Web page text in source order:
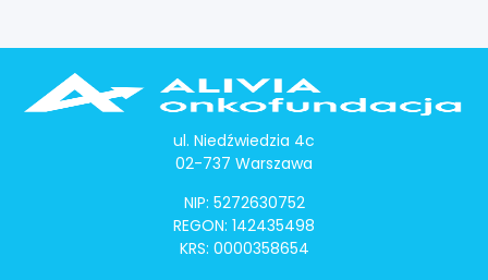
ul. Niedźwiedzia 4c
02-737 Warszawa
NIP: 5272630752
REGON: 142435498
KRS: 0000358654